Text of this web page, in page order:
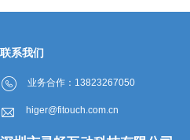
联系我们
业务合作：13823267050
higer@fitouch.com.cn